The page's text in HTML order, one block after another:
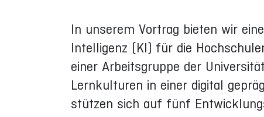
In unserem Vortrag bieten wir
Intelligenz (KI) für die
einer Arbeitsgruppe der
Lernkulturen in einer digital
stützen sich auf fünf